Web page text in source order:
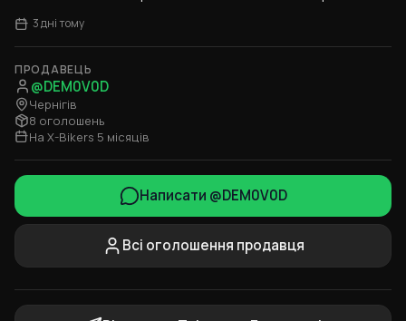
3 дні тому
ПРОДАВЕЦЬ
@DEM0V0D
Чернігів
8 оголошень
На X-Bikers 5 місяців
Написати @DEM0V0D
Всі оголошення продавця